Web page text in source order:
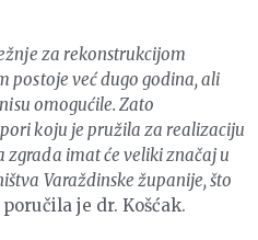
za rekonstrukcijom
postoje već dugo godina, ali
omogućile. Zato
koju je pružila za realizaciju
zgrada imat će veliki značaj u
Varaždinske županije, što
je dr. Košćak.